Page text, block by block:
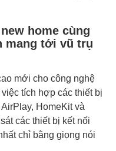
home cùng
mang tới vũ trụ
mới cho công nghệ
tích hợp các thiết bị
HomeKit và
các thiết bị kết nối
chỉ bằng giọng nói